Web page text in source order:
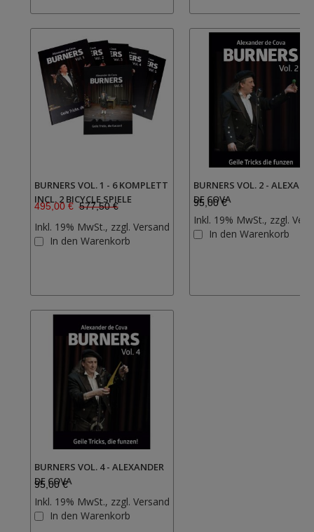
BURNERS VOL. 1 - 6 KOMPLETT
INCL. 2 BICYCLE SPIELE
495,00 € 577,50 €
Inkl. 19% MwSt., zzgl. Versand
In den Warenkorb
BURNERS VOL. 2 -
DE COVA
95,00 €
Inkl. 19% MwSt., zzgl.
In den Warenkorb
BURNERS VOL. 4 - ALEXANDER
DE COVA
95,00 €
Inkl. 19% MwSt., zzgl. Versand
In den Warenkorb